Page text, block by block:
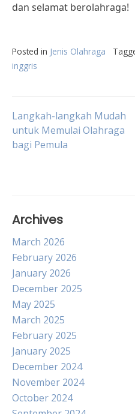
dan selamat berolahraga!
Posted in Jenis Olahraga
inggris
Post
navigation
Langkah-langkah Mudah
untuk Memulai Olahraga
bagi Pemula
Archives
March 2026
February 2026
January 2026
December 2025
May 2025
March 2025
February 2025
January 2025
December 2024
November 2024
October 2024